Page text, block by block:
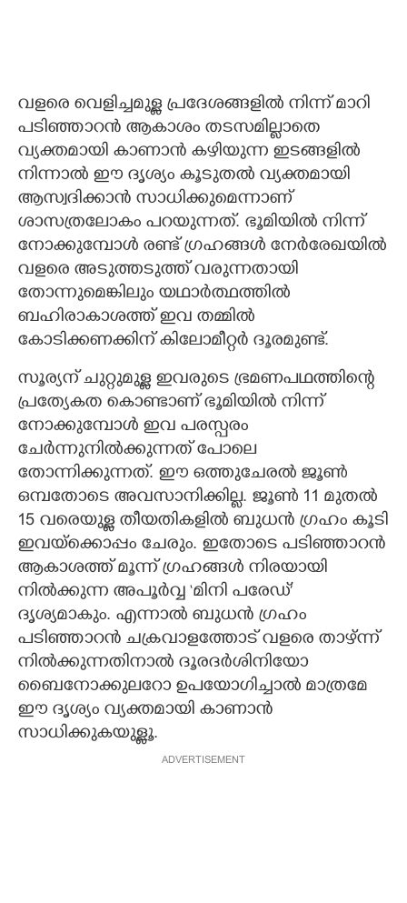
വളരെ വെളിച്ചമുള്ള പ്രദേശങ്ങളിൽ നിന്ന് മാറി
പടിഞ്ഞാറൻ ആകാശം തടസമില്ലാതെ
വ്യക്തമായി കാണാൻ കഴിയുന്ന ഇടങ്ങളിൽ
നിന്നാൽ ഈ ദൃശ്യം കൂടുതൽ വ്യക്തമായി
ആസ്വദിക്കാൻ സാധിക്കുമെന്നാണ്
ശാസത്രലോകം പറയുന്നത്. ഭൂമിയിൽ നിന്ന്
നോക്കുമ്പോൾ രണ്ട് ഗ്രഹങ്ങൾ നേർരേഖയിൽ
വളരെ അടുത്തടുത്ത് വരുന്നതായി
തോന്നുമെങ്കിലും യഥാർത്ഥത്തിൽ
ബഹിരാകാശത്ത് ഇവ തമ്മിൽ
കോടിക്കണക്കിന് കിലോമീറ്റർ ദൂരമുണ്ട്.
സൂര്യന് ചുറ്റുമുള്ള ഇവരുടെ ഭ്രമണപഥത്തിന്റെ
പ്രത്യേകത കൊണ്ടാണ് ഭൂമിയിൽ നിന്ന്
നോക്കുമ്പോൾ ഇവ പരസ്പരം
ചേർന്നുനിൽക്കുന്നത് പോലെ
തോന്നിക്കുന്നത്. ഈ ഒത്തുചേരൽ ജൂൺ
ഒമ്പതോടെ അവസാനിക്കില്ല. ജൂൺ 11 മുതൽ
15 വരെയുള്ള തീയതികളിൽ ബുധൻ ഗ്രഹം കൂടി
ഇവയ്ക്കൊപ്പം ചേരും. ഇതോടെ പടിഞ്ഞാറൻ
ആകാശത്ത് മൂന്ന് ഗ്രഹങ്ങൾ നിരയായി
നിൽക്കുന്ന അപൂർവ്വ ‘മിനി പരേഡ്’
ദൃശ്യമാകും. എന്നാൽ ബുധൻ ഗ്രഹം
പടിഞ്ഞാറൻ ചക്രവാളത്തോട് വളരെ താഴ്ന്ന്
നിൽക്കുന്നതിനാൽ ദൂരദർശിനിയോ
ബൈനോക്കുലറോ ഉപയോഗിച്ചാൽ മാത്രമേ
ഈ ദൃശ്യം വ്യക്തമായി കാണാൻ
സാധിക്കുകയുള്ളൂ.
ADVERTISEMENT